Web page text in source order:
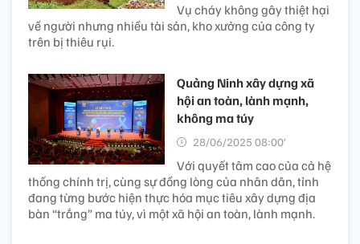
Vụ cháy không gây thiệt hại
về người nhưng nhiều tài sản, kho xưởng của công ty
trên bị thiêu rụi.
Quảng Ninh xây dựng xã
hội an toàn, lành mạnh,
không ma túy
28/06/2025 08:00’
Với quyết tâm cao của cả hệ
thống chính trị, cùng sự đồng lòng của nhân dân, tỉnh
đang từng bước hiện thực hóa mục tiêu xây dựng địa
bàn “trắng” ma túy, vì một xã hội an toàn, lành mạnh.